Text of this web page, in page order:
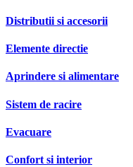
Distributii si accesorii
Elemente directie
Aprindere si alimentare
Sistem de racire
Evacuare
Confort si interior